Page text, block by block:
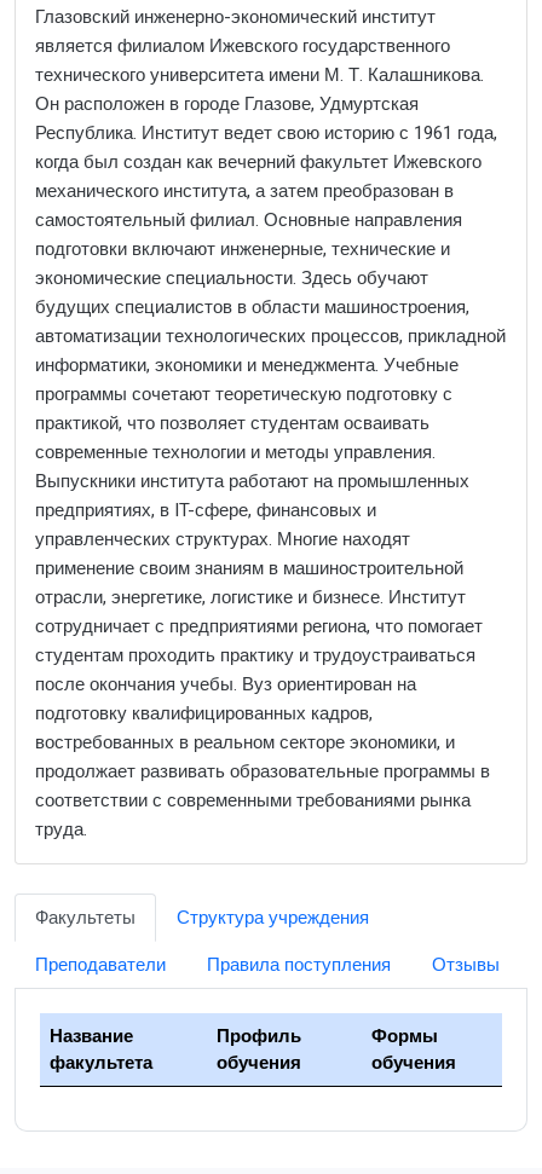
Глазовский инженерно-экономический институт
является филиалом Ижевского государственного
технического университета имени М. Т. Калашникова.
Он расположен в городе Глазове, Удмуртская
Республика. Институт ведет свою историю с 1961 года,
когда был создан как вечерний факультет Ижевского
механического института, а затем преобразован в
самостоятельный филиал. Основные направления
подготовки включают инженерные, технические и
экономические специальности. Здесь обучают
будущих специалистов в области машиностроения,
автоматизации технологических процессов, прикладной
информатики, экономики и менеджмента. Учебные
программы сочетают теоретическую подготовку с
практикой, что позволяет студентам осваивать
современные технологии и методы управления.
Выпускники института работают на промышленных
предприятиях, в IT-сфере, финансовых и
управленческих структурах. Многие находят
применение своим знаниям в машиностроительной
отрасли, энергетике, логистике и бизнесе. Институт
сотрудничает с предприятиями региона, что помогает
студентам проходить практику и трудоустраиваться
после окончания учебы. Вуз ориентирован на
подготовку квалифицированных кадров,
востребованных в реальном секторе экономики, и
продолжает развивать образовательные программы в
соответствии с современными требованиями рынка
труда.
Факультеты
Структура учреждения
Преподаватели
Правила поступления Отзывы
Название
факультета
Профиль
обучения
Формы
обучения